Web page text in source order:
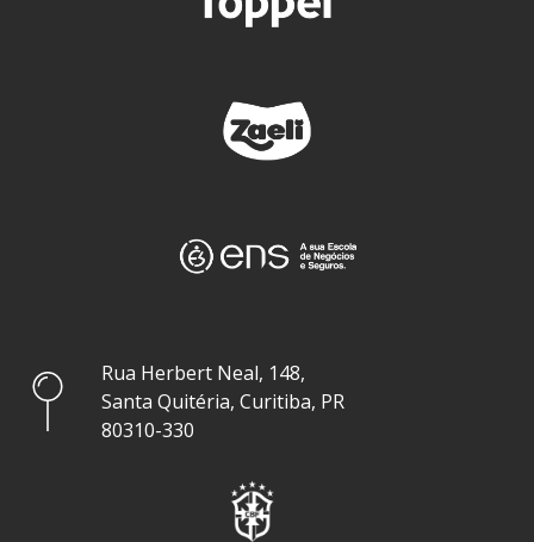
Rua Herbert Neal, 148,
Santa Quitéria, Curitiba, PR
80310-330